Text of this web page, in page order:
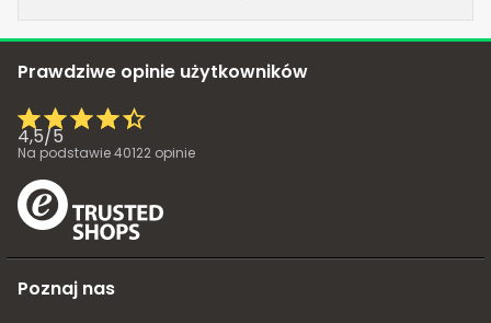
Prawdziwe opinie użytkowników
4,5/5
Na podstawie40122 opinie
Poznaj nas